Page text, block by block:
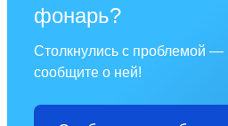
фонарь?
Столкнулись с проблемой —
сообщите о ней!